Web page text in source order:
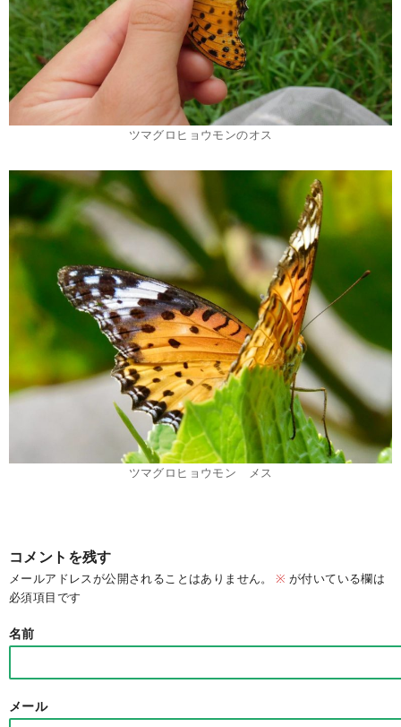
ツマグロヒョウモンのオス
ツマグロヒョウモン メス
コメントを残す
メールアドレスが公開されることはありません。 ※ が付いている欄は
必須項目です
名前
メール